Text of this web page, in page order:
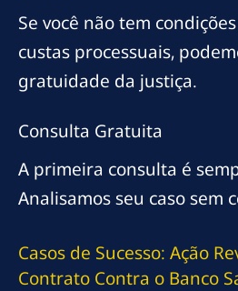
Se você não tem
custas processuais,
gratuidade da justiça.
Consulta Gratuita
A primeira consulta é
Analisamos seu caso sem
Casos de Sucesso: Ação
Contrato Contra o Banco